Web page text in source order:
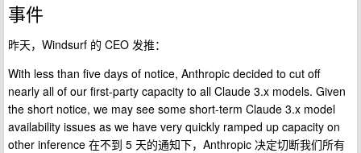
事件
昨天，Windsurf 的 CEO 发推：
With less than five days of notice, Anthropic decided to cut off
nearly all of our first-party capacity to all Claude 3.x models. Given
the short notice, we may see some short-term Claude 3.x model
availability issues as we have very quickly ramped up capacity on
other inference 在不到 5 天的通知下，Anthropic 决定切断我们所有